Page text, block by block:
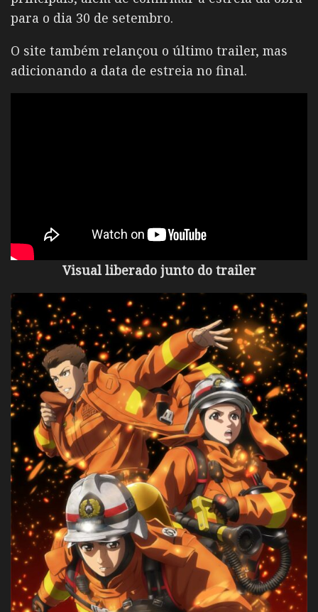
para o dia 30 de setembro.
O site também relançou o último trailer, mas
adicionando a data de estreia no final.
Visual liberado junto do trailer